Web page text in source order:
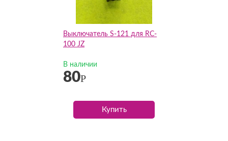
Выключатель S-121 для RC-
100 JZ
В наличии
80Р
Купить